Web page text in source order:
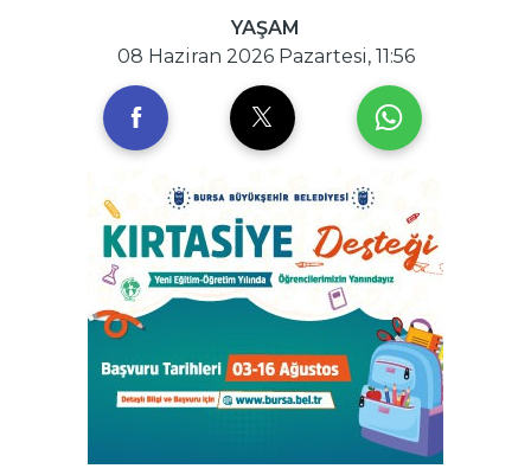
YAŞAM
08 Haziran 2026 Pazartesi, 11:56